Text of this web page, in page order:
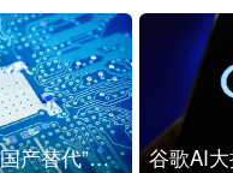
美国也要搞“国产替代”？先算清三笔账